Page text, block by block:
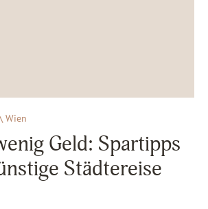
Wien
Geld: Spartipps
Städtereise